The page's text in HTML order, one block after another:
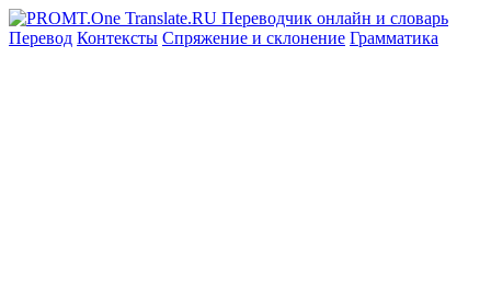
Перевод Контексты Спряжение и склонение Грамматика